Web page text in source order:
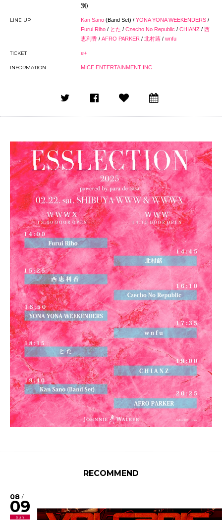
別)
LINE UP Kan Sano(Band Set) / YONA YONA WEEKENDERS/
Furui Riho/ とた / Czecho No Republic / CHIANZ / 西
恵利香/ AFRO PARKER / 北村蕗/ wnfu
TICKET e+
INFORMATION MICE ENTERTAINMENT INC.
RECOMMEND
08 /
09
Sun